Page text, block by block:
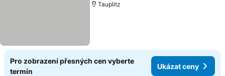
Tauplitz
Pro zobrazení přesných cen vyberte
termín
Ukázat ceny